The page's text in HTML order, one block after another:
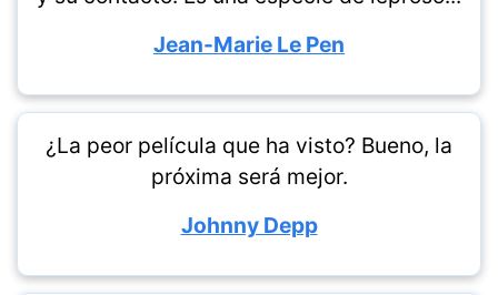
Jean-Marie Le Pen
¿La peor película que ha visto? Bueno, la
próxima será mejor.
Johnny Depp